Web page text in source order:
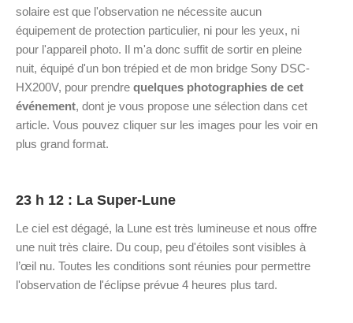
solaire est que l'observation ne nécessite aucun
équipement de protection particulier, ni pour les yeux, ni
pour l'appareil photo. Il m'a donc suffit de sortir en pleine
nuit, équipé d'un bon trépied et de mon bridge Sony DSC-
HX200V, pour prendre quelques photographies de cet
événement, dont je vous propose une sélection dans cet
article. Vous pouvez cliquer sur les images pour les voir en
plus grand format.
23 h 12 : La Super-Lune
Le ciel est dégagé, la Lune est très lumineuse et nous offre
une nuit très claire. Du coup, peu d'étoiles sont visibles à
l’œil nu. Toutes les conditions sont réunies pour permettre
l'observation de l'éclipse prévue 4 heures plus tard.